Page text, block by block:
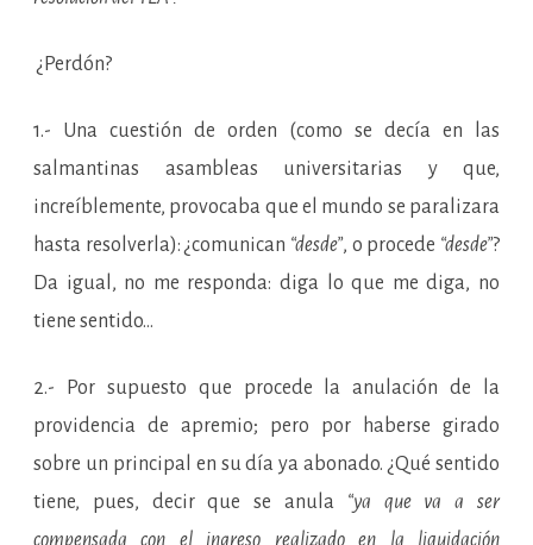
¿Perdón?
1.- Una cuestión de orden (como se decía en las
salmantinas asambleas universitarias y que,
increíblemente, provocaba que el mundo se paralizara
hasta resolverla): ¿comunican “desde”, o procede “desde”?
Da igual, no me responda: diga lo que me diga, no
tiene sentido…
2.- Por supuesto que procede la anulación de la
providencia de apremio; pero por haberse girado
sobre un principal en su día ya abonado. ¿Qué sentido
tiene, pues, decir que se anula “ya que va a ser
compensada con el ingreso realizado en la liquidación